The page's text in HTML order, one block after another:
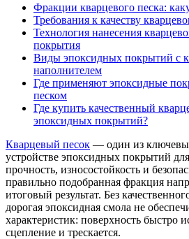
Фракции кварцевого песка:
Требования к качеству
Технология нанесения
покрытия
Виды эпоксидных покрытий с
наполнителем
Где применяют эпоксидные
песком
Где купить качественный
эпоксидных покрытий?
Кварцевый песок — один из
устройстве эпоксидных покрытий
прочность, износостойкость и
правильно подобранная фракция
итоговый результат. Без
дорогая эпоксидная смола не
характеристик: поверхность быстро
сцепление и трескается.